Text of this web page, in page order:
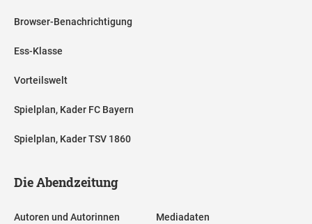
Browser-Benachrichtigung
Ess-Klasse
Vorteilswelt
Spielplan, Kader FC Bayern
Spielplan, Kader TSV 1860
Die Abendzeitung
Autoren und Autorinnen Mediadaten